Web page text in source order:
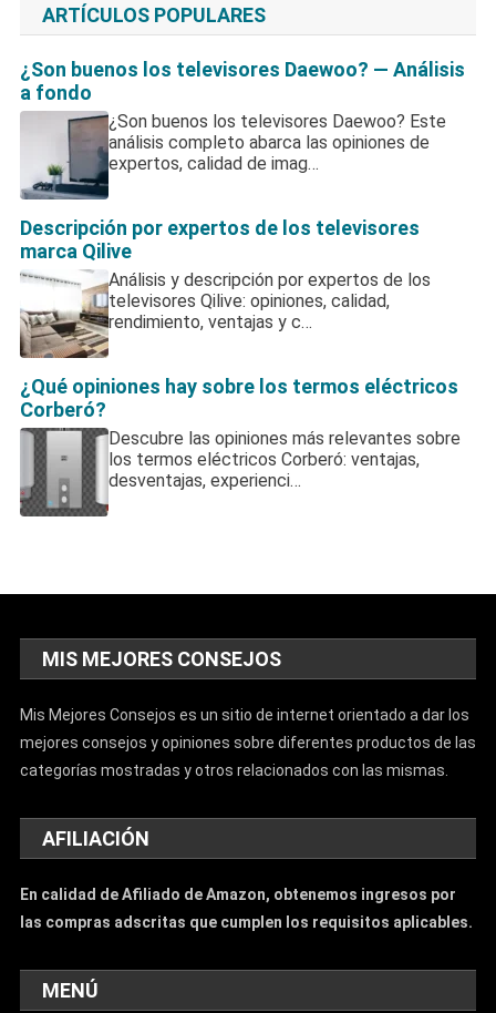
ARTÍCULOS POPULARES
¿Son buenos los televisores Daewoo? — Análisis
a fondo
¿Son buenos los televisores Daewoo? Este
análisis completo abarca las opiniones de
expertos, calidad de imag…
Descripción por expertos de los televisores
marca Qilive
Análisis y descripción por expertos de los
televisores Qilive: opiniones, calidad,
rendimiento, ventajas y c…
¿Qué opiniones hay sobre los termos eléctricos
Corberó?
Descubre las opiniones más relevantes sobre
los termos eléctricos Corberó: ventajas,
desventajas, experienci…
MIS MEJORES CONSEJOS
Mis Mejores Consejos es un sitio de internet orientado a dar los
mejores consejos y opiniones sobre diferentes productos de las
categorías mostradas y otros relacionados con las mismas.
AFILIACIÓN
En calidad de Afiliado de Amazon, obtenemos ingresos por
las compras adscritas que cumplen los requisitos aplicables.
MENÚ